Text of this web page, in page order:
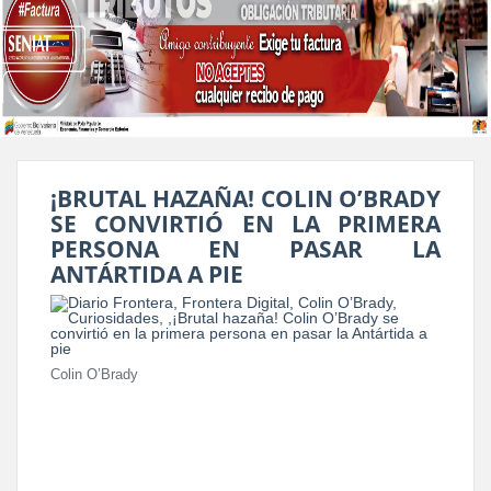
¡BRUTAL HAZAÑA! COLIN O’BRADY
SE CONVIRTIÓ EN LA PRIMERA
PERSONA EN PASAR LA
ANTÁRTIDA A PIE
Colin O’Brady